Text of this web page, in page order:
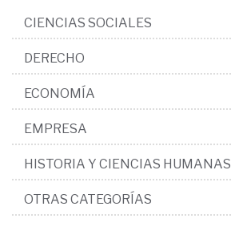
CIENCIAS SOCIALES
DERECHO
ECONOMÍA
EMPRESA
HISTORIA Y CIENCIAS HUMANAS
OTRAS CATEGORÍAS